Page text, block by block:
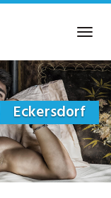
Eckersdorf